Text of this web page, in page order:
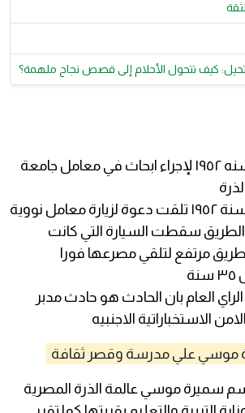
كيف تتحول الأحلام إلى قصص نجاح ملهمة؟
سافرت الي امريكا سنه ١٩٥٢ لإجراء ابحاث في معامل جامعة
وفي ١٥ اغسطس سنة ١٩٥٢ تلقت دعوة لزيارة معامل نووية
الطريق سقطت السيارة التي كانت
مرتفع لتلقي مصرعها فورا
العام بان الحادث هو حادث مدبر
الاستخباراتية الاجنبيه
موسي علي مدرسة وقصر ثقافة
سميرة موسي عالمة الذرة المصرية